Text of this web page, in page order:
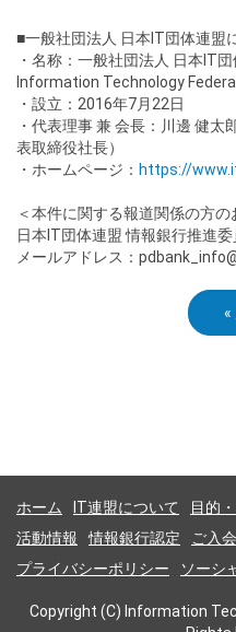
■一般社団法人 日本IT団体連盟
・名称：一般社団法人 日本IT
Information Technology
・設立：2016年7月22日
・代表理事 兼 会長：川邊 健
表取締役社長）
・ホームページ： https://
＜本件に関する報道関係の方の
日本IT団体連盟 情報銀行推進
メールアドレス：
«
ホーム IT連盟について 目的
活動情報
情報銀行認定
ご入
プライバシーポリシー
ソーシ
Copyright (C) Information